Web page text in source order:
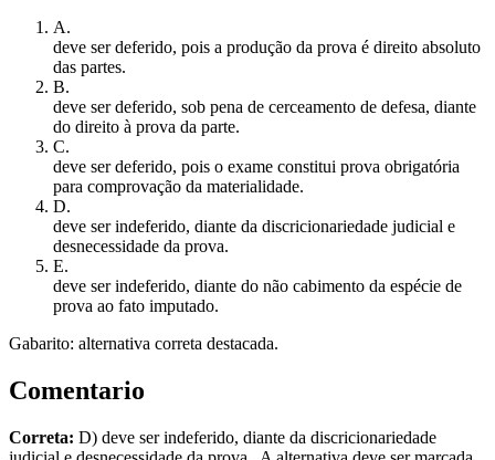
A.
deve ser deferido, pois a produção da prova é direito absoluto
das partes.
B.
deve ser deferido, sob pena de cerceamento de defesa, diante
do direito à prova da parte.
C.
deve ser deferido, pois o exame constitui prova obrigatória
para comprovação da materialidade.
D.
deve ser indeferido, diante da discricionariedade judicial e
desnecessidade da prova.
E.
deve ser indeferido, diante do não cabimento da espécie de
prova ao fato imputado.
Gabarito: alternativa correta destacada.
Comentario
Correta: D) deve ser indeferido, diante da discricionariedade